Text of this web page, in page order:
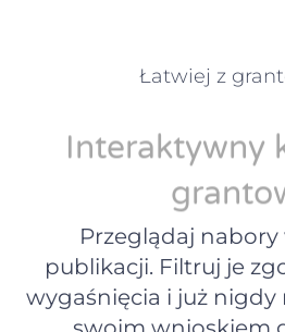
Łatwiej z
Interaktywny
Przeglądaj nabory
publikacji. Filtruj je
wygaśnięcia i już nigdy